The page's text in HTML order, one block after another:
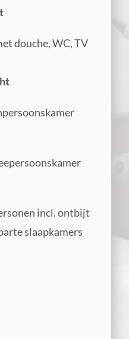
douche, WC, TV
incl. ontbijt
slaapkamers